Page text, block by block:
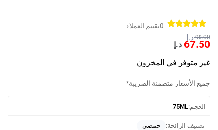
0تقييم العملاء
90.00 د.إ
67.50 د.إ
غير متوفر في المخزون
جميع الأسعار متضمنة الضريبة*
الحجم:75ML
تصنيف الرائحة: حمضي